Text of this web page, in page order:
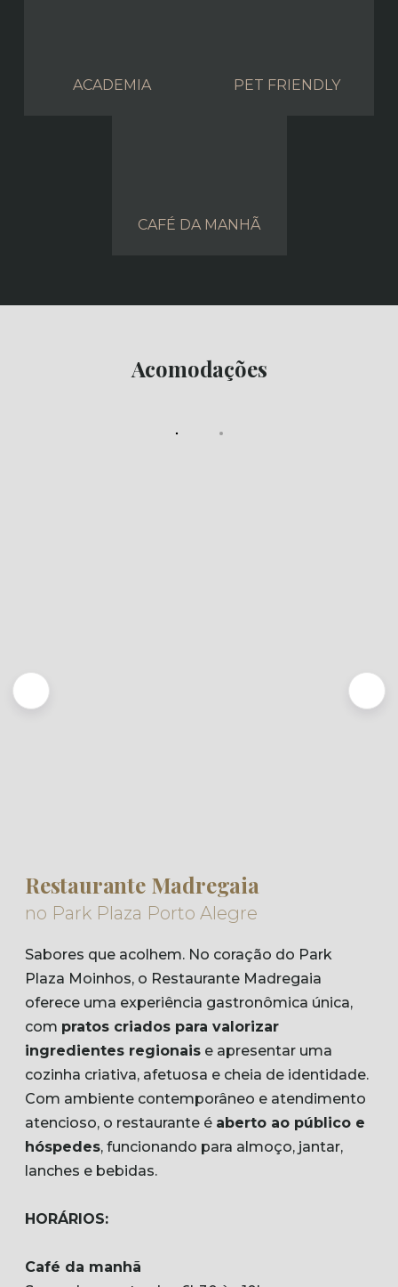
ACADEMIA PET FRIENDLY
CAFÉ DA MANHÃ
Acomodações
Restaurante Madregaia
no Park Plaza Porto Alegre
Sabores que acolhem. No coração do Park
Plaza Moinhos, o Restaurante Madregaia
oferece uma experiência gastronômica única,
com pratos criados para valorizar
ingredientes regionais e apresentar uma
cozinha criativa, afetuosa e cheia de identidade.
Com ambiente contemporâneo e atendimento
atencioso, o restaurante é aberto ao público e
hóspedes, funcionando para almoço, jantar,
lanches e bebidas.
HORÁRIOS:
Café da manhã